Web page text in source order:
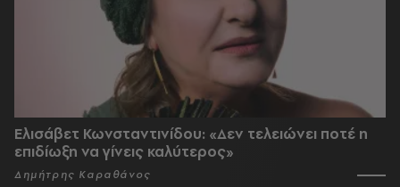
Ελισάβετ Κωνσταντινίδου: «Δεν τελειώνει ποτέ η
επιδίωξη να γίνεις καλύτερος»
Δημήτρης Καραθάνος